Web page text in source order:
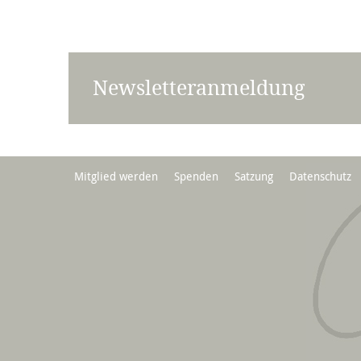
Newsletteranmeldung
Mitglied werden Spenden Satzung Datenschutz